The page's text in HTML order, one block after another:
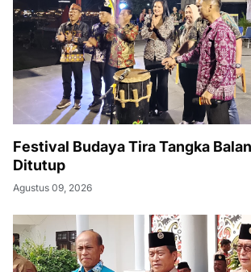
Festival Budaya Tira Tangka
Ditutup
Agustus 09, 2026